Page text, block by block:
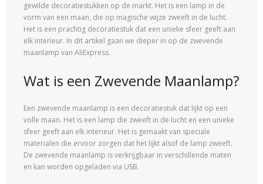
gewilde decoratiestukken op de markt. Het is een lamp in de
vorm van een maan, die op magische wijze zweeft in de lucht.
Het is een prachtig decoratiestuk dat een unieke sfeer geeft aan
elk interieur. In dit artikel gaan we dieper in op de zwevende
maanlamp van AliExpress.
Wat is een Zwevende Maanlamp?
Een zwevende maanlamp is een decoratiestuk dat lijkt op een
volle maan. Het is een lamp die zweeft in de lucht en een unieke
sfeer geeft aan elk interieur. Het is gemaakt van speciale
materialen die ervoor zorgen dat het lijkt alsof de lamp zweeft.
De zwevende maanlamp is verkrijgbaar in verschillende maten
en kan worden opgeladen via USB.